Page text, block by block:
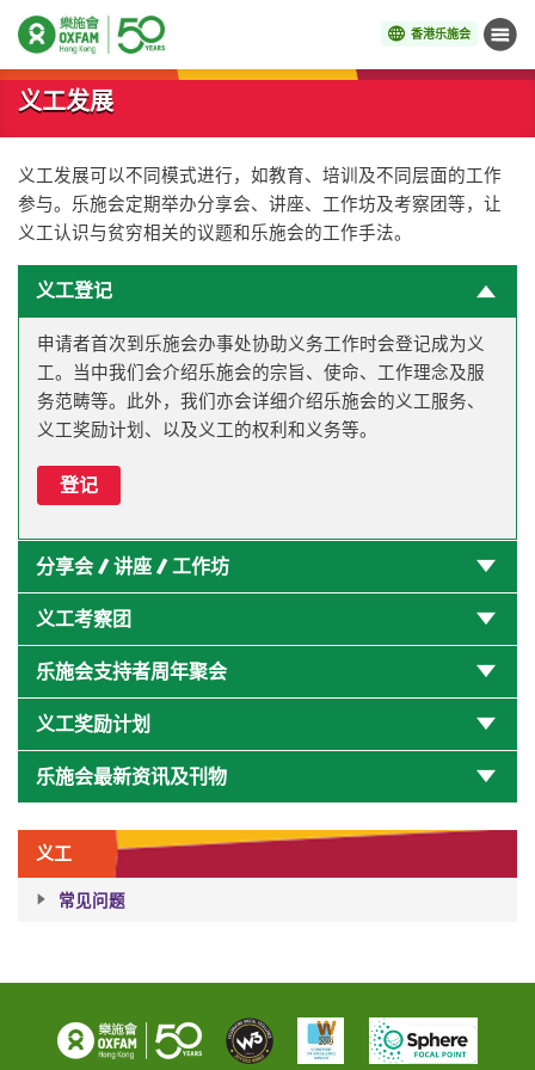
香港乐施会 菜单
开始主要内容
义工发展
义工
常见问题
义工发展可以不同模式进行，如教育、培训及不同层面的工作
参与。乐施会定期举办分享会、讲座、工作坊及考察团等，让
义工认识与贫穷相关的议题和乐施会的工作手法。
义工登记
申请者首次到乐施会办事处协助义务工作时会登记成为义
工。当中我们会介绍乐施会的宗旨、使命、工作理念及服
务范畴等。此外，我们亦会详细介绍乐施会的义工服务、
义工奖励计划、以及义工的权利和义务等。
登记
分享会 / 讲座 / 工作坊
义工考察团
乐施会支持者周年聚会
义工奖励计划
乐施会最新资讯及刊物